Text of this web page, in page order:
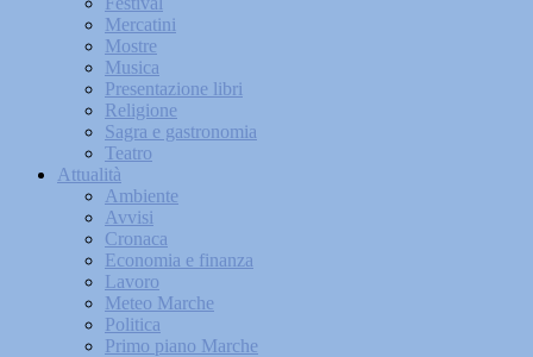
Mercatini
Mostre
Musica
Presentazione libri
Religione
Sagra e gastronomia
Teatro
Attualità
Ambiente
Avvisi
Cronaca
Economia e finanza
Lavoro
Meteo Marche
Politica
Primo piano Marche